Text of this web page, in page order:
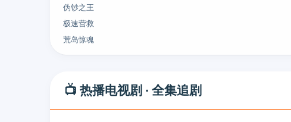
伪钞之王
极速营救
荒岛惊魂
📺 热播电视剧 · 全集追剧